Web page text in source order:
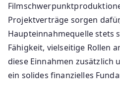
Projektverträge sorgen
Haupteinnahmequelle stets
Fähigkeit, vielseitige Rollen
diese Einnahmen zusätzlich
ein solides finanzielles